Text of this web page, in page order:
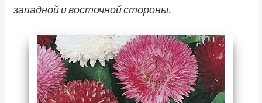
западной и восточной стороны.